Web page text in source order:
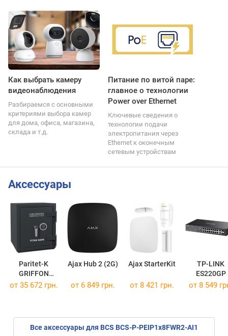
Как выбрать камеру
видеонаблюдения
Разбираемся с основными
критериями выбора камер
для дома, офиса, магазина,
склада и т.д.
Питание по витой паре:
главное о технологии
Power over Ethernet
Ключевые сведения о
технологии подачи
электропитания через
Ethernet к оконечным
сетевым устройствам
Аксессуары
Paritet-K
GRIFFON
CL.II.60.E
Ajax Hub 2 (2G) Ajax StarterKit
TP-LINK
ES220GP
от 35 672 грн. от 6 849 грн. от 8 421 грн. от 8 549
Все аксессуары для BCS BCS-P-PEIP1x8FWR2-AI1